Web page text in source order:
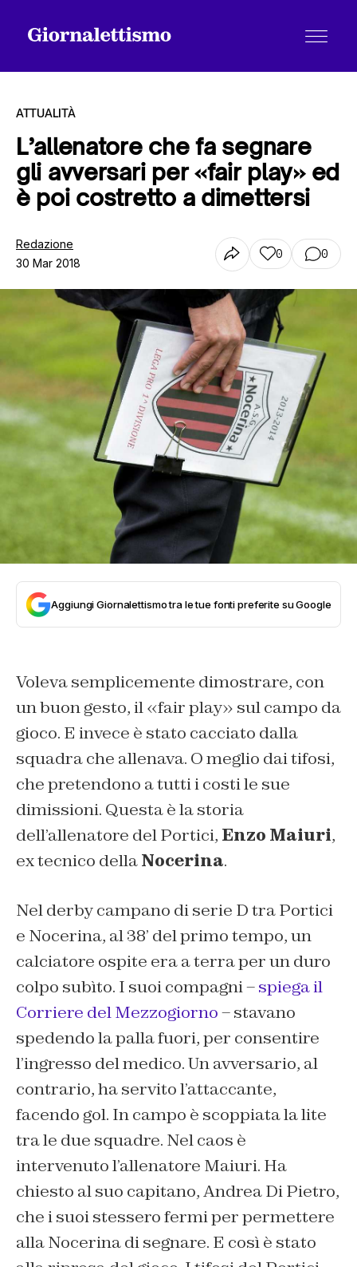
Tutti gli articoli
Chi siamo
Contatti
ATTUALITÀ
L’allenatore che fa segnare
gli avversari per «fair play» ed
è poi costretto a dimettersi
Redazione
30 Mar 2018
0 0
Aggiungi Giornalettismo tra le tue fonti preferite su Google
Voleva semplicemente dimostrare, con
un buon gesto, il «fair play» sul campo da
gioco. E invece è stato cacciato dalla
squadra che allenava. O meglio dai tifosi,
che pretendono a tutti i costi le sue
dimissioni. Questa è la storia
dell’allenatore del Portici, Enzo Maiuri,
ex tecnico dellaNocerina.
Nel derby campano di serie D tra Portici
e Nocerina, al 38’ del primo tempo, un
calciatore ospite era a terra per un duro
colpo subìto. I suoi compagni –spiega il
Corriere del Mezzogiorno– stavano
spedendo la palla fuori, per consentire
l’ingresso del medico. Un avversario, al
contrario, ha servito l’attaccante,
facendo gol. In campo è scoppiata la lite
tra le due squadre. Nel caos è
intervenuto l’allenatore Maiuri. Ha
chiesto al suo capitano, Andrea Di Pietro,
che i suoi stessero fermi per permettere
alla Nocerina di segnare. E così è stato